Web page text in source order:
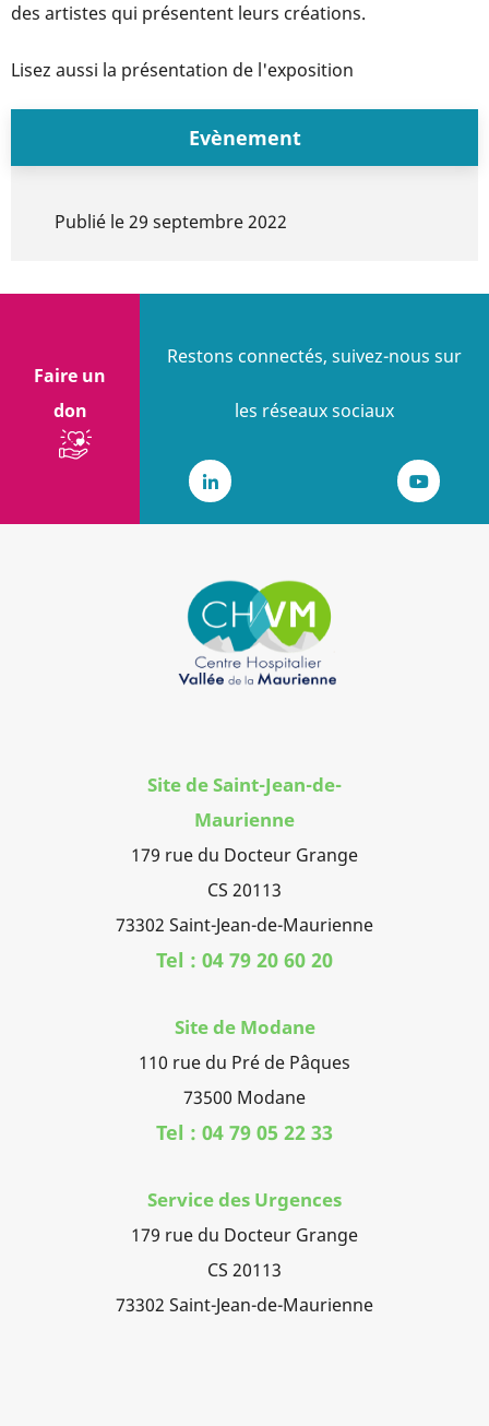
des artistes qui présentent leurs créations.
Lisez aussi la présentation de l'exposition
Evènement
Publié le29 septembre 2022
Faire un
don
Restons connectés, suivez-nous sur
les réseaux sociaux
LinkedIn
Site de Saint-Jean-de-
Maurienne
179 rue du Docteur Grange
CS 20113
73302 Saint-Jean-de-Maurienne
Tel : 04 79 20 60 20
Site de Modane
110 rue du Pré de Pâques
73500 Modane
Tel : 04 79 05 22 33
Service des Urgences
179 rue du Docteur Grange
CS 20113
73302 Saint-Jean-de-Maurienne